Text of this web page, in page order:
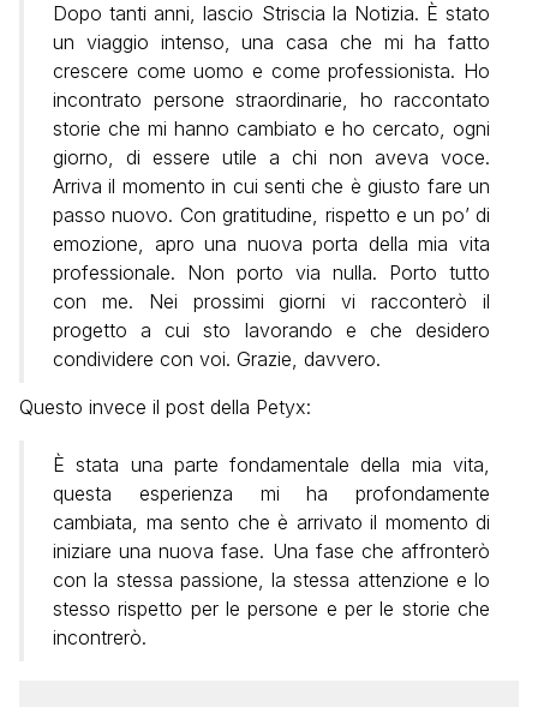
Dopo tanti anni, lascio Striscia la Notizia. È stato
un viaggio intenso, una casa che mi ha fatto
crescere come uomo e come professionista. Ho
incontrato persone straordinarie, ho raccontato
storie che mi hanno cambiato e ho cercato, ogni
giorno, di essere utile a chi non aveva voce.
Arriva il momento in cui senti che è giusto fare un
passo nuovo. Con gratitudine, rispetto e un po’ di
emozione, apro una nuova porta della mia vita
professionale. Non porto via nulla. Porto tutto
con me. Nei prossimi giorni vi racconterò il
progetto a cui sto lavorando e che desidero
condividere con voi. Grazie, davvero.
Questo invece il post della Petyx:
È stata una parte fondamentale della mia vita,
questa esperienza mi ha profondamente
cambiata, ma sento che è arrivato il momento di
iniziare una nuova fase. Una fase che affronterò
con la stessa passione, la stessa attenzione e lo
stesso rispetto per le persone e per le storie che
incontrerò.